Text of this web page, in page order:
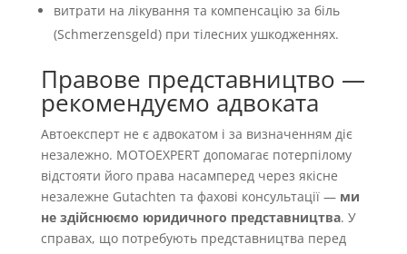
витрати на лікування та компенсацію за біль
(Schmerzensgeld) при тілесних ушкодженнях.
Правове представництво —
рекомендуємо адвоката
Автоексперт не є адвокатом і за визначенням діє
незалежно. MOTOEXPERT допомагає потерпілому
відстояти його права насамперед через якісне
незалежне Gutachten та фахові консультації — ми
не здійснюємо юридичного представництва. У
справах, що потребують представництва перед